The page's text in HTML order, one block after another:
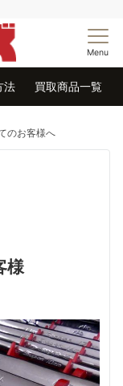
Menu
法 買取商品一覧
のお客様へ
様